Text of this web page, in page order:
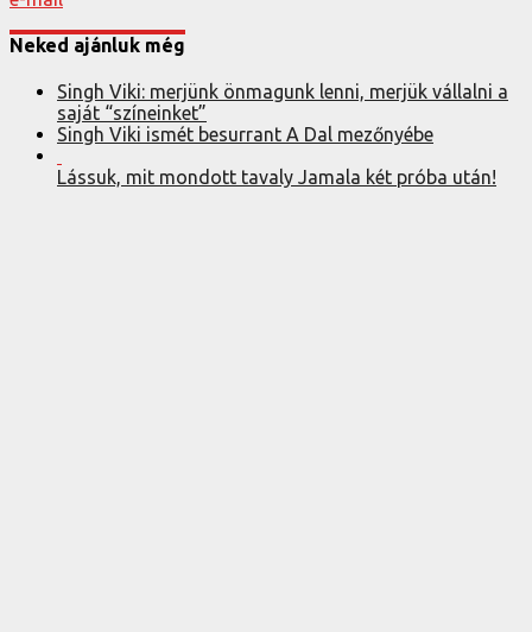
Neked ajánluk még
Singh Viki: merjünk önmagunk lenni, merjük vállalni a
saját “színeinket”
Singh Viki ismét besurrant A Dal mezőnyébe
Lássuk, mit mondott tavaly Jamala két próba után!